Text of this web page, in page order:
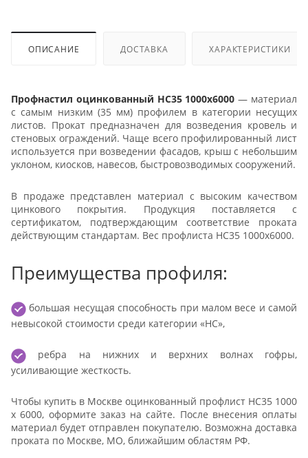
ОПИСАНИЕ ДОСТАВКА ХАРАКТЕРИСТИКИ
Профнастил оцинкованный НС35 1000x6000 — материал
с самым низким (35 мм) профилем в категории несущих
листов. Прокат предназначен для возведения кровель и
стеновых ограждений. Чаще всего профилированный лист
используется при возведении фасадов, крыш с небольшим
уклоном, киосков, навесов, быстровозводимых сооружений.
В продаже представлен материал с высоким качеством
цинкового покрытия. Продукция поставляется с
сертификатом, подтверждающим соответствие проката
действующим стандартам. Вес профлиста НС35 1000x6000.
Преимущества профиля:
большая несущая способность при малом весе и самой
невысокой стоимости среди категории «НС»,
ребра на нижних и верхних волнах гофры,
усиливающие жесткость.
Чтобы купить в Москве оцинкованный профлист НС35 1000
x 6000, оформите заказ на сайте. После внесения оплаты
материал будет отправлен покупателю. Возможна доставка
проката по Москве, МО, ближайшим областям РФ.